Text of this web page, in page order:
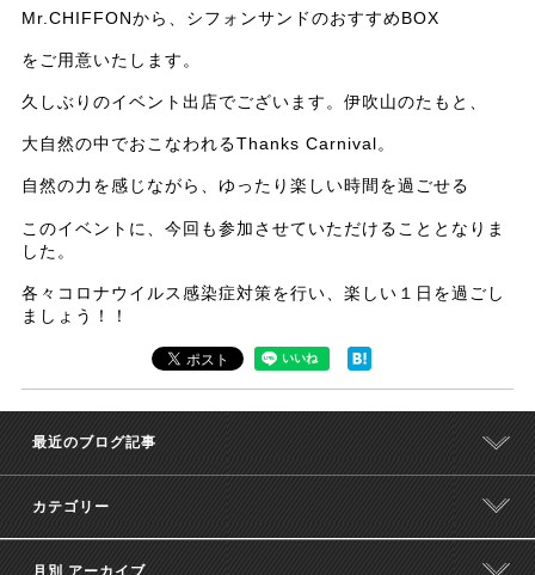
Mr.CHIFFONから、シフォンサンドのおすすめBOX
をご用意いたします。
久しぶりのイベント出店でございます。伊吹山のたもと、
大自然の中でおこなわれるThanks Carnival。
自然の力を感じながら、ゆったり楽しい時間を過ごせる
このイベントに、今回も参加させていただけることとなりま
した。
各々コロナウイルス感染症対策を行い、楽しい１日を過ごし
ましょう！！
最近のブログ記事
カテゴリー
月別 アーカイブ